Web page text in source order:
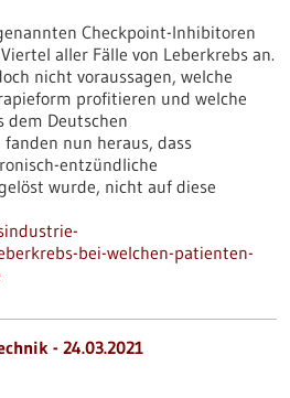
Checkpoint-Inhibitoren
aller Fälle von Leberkrebs an.
nicht voraussagen, welche
profitieren und welche
dem Deutschen
nun heraus, dass
entzündliche
wurde, nicht auf diese
bei-welchen-patienten-
- 24.03.2021